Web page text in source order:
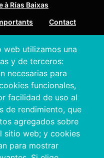
web utilizamos una
y de terceros:
necesarias para
funcionales,
facilidad de uso al
de rendimiento, que
agregados sobre
sitio web; y cookies
para mostrar
à Rías Baixas
Contact
Montero Ríos, s/n - 36071
986 804 124